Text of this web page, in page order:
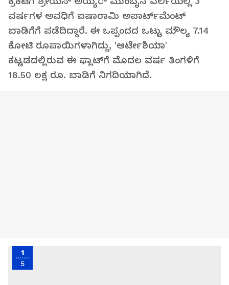
ವರ್ಷಗಳ ಅವಧಿಗೆ ಐಷಾರಾಮಿ ಅಪಾರ್ಟ್‌ಮೆಂಟ್
ಬಾಡಿಗೆಗೆ ಪಡೆದಿದ್ದಾರೆ. ಈ ಒಪ್ಪಂದದ ಒಟ್ಟು ಮೌಲ್ಯ 7.14
ಕೋಟಿ ರೂಪಾಯಿಗಳಾಗಿದ್ದು, 'ಆರ್ಟೇಶಿಯಾ'
ಕಟ್ಟಡದಲ್ಲಿರುವ ಈ ಫ್ಲಾಟ್‌ಗೆ ಮೊದಲ ವರ್ಷ ತಿಂಗಳಿಗೆ
18.50 ಲಕ್ಷ ರೂ. ಬಾಡಿಗೆ ನಿಗದಿಯಾಗಿದೆ.
1
5